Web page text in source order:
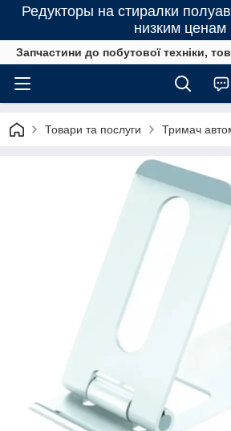
Редукторы на стиралки
низким ценам
Запчастини до побутової техніки,
Товари та послуги Тримач